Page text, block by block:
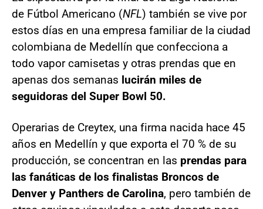
de Fútbol Americano (NFL) también se vive por
estos días en una empresa familiar de la ciudad
colombiana de Medellín que confecciona a
todo vapor camisetas y otras prendas que en
apenas dos semanas lucirán miles de
seguidoras del Super Bowl 50.
Operarias de Creytex, una firma nacida hace 45
años en Medellín y que exporta el 70 % de su
producción, se concentran en las prendas para
las fanáticas de los finalistas Broncos de
Denver y Panthers de Carolina, pero también de